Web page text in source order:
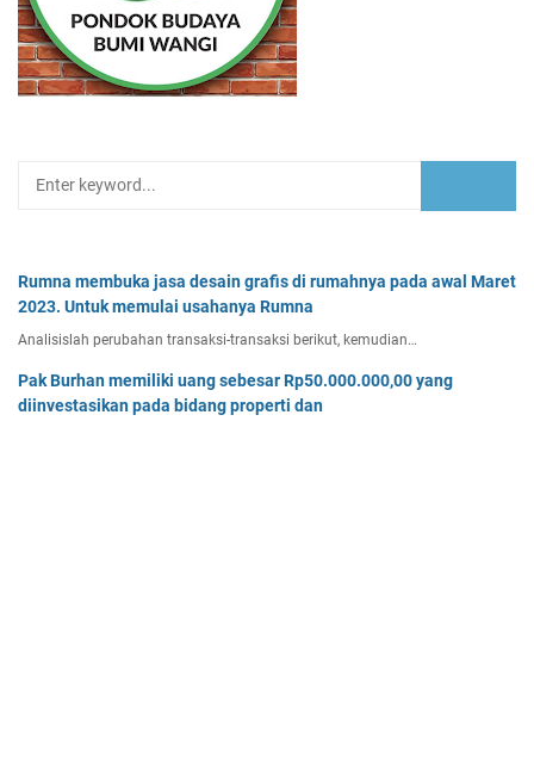
Rumna membuka jasa desain grafis di rumahnya pada awal Maret
2023. Untuk memulai usahanya Rumna
Analisislah perubahan transaksi-transaksi berikut, kemudian…
Pak Burhan memiliki uang sebesar Rp50.000.000,00 yang
diinvestasikan pada bidang properti dan